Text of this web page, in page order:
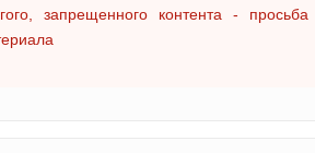
запрещенного контента -